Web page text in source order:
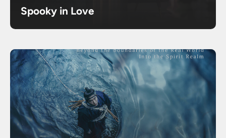
Spooky in Love